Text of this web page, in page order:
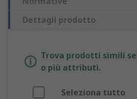
Dettagli prodotto
Trova prodotti simili
o più attributi.
Seleziona tutto